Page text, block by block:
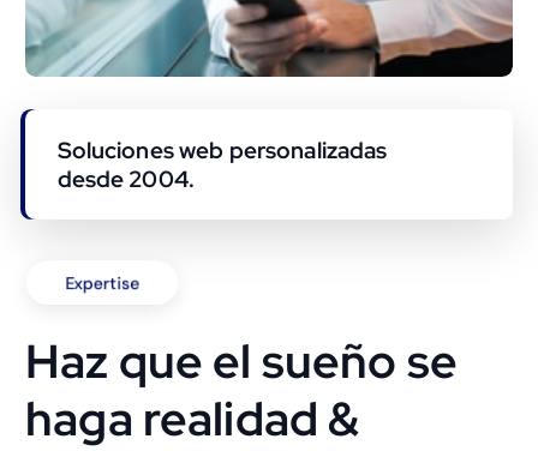
Soluciones web personalizadas
desde 2004.
Expertise
Haz que el sueño se
haga realidad &